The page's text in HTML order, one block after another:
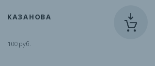
КАЗАНОВА
100 руб.